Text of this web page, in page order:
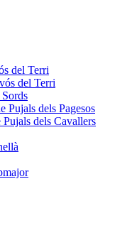
del Terri
del Terri
Sords
Pujals dels Pagesos
Pujals dels Cavallers